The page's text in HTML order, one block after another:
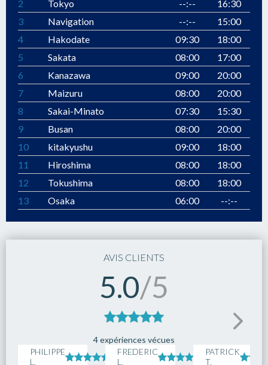
2 Tokyo --:--
16:30
3
Navigation --:--
15:00
4
Hakodate 09:30
18:00
5
Sakata 08:00
17:00
6
Kanazawa 09:00
20:00
7
Maizuru 08:00
20:00
8
Sakai-Minato 07:30
15:30
9
Busan 08:00
20:00
10
kitakyushu 09:00
18:00
11
Hiroshima 08:00
18:00
12
Tokushima 08:00
18:00
13
Osaka 06:00 --:--
AVIS CLIENTS
5.0/5
4 expériences vécues
PHILIPPE
L.
FREDERIC
L.
PATRICK
T.